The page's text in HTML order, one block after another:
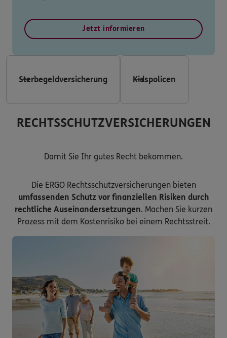
Jetzt informieren
Sterbegeldversicherung Kidspolicen
RECHTSSCHUTZVERSICHERUNGEN
Damit Sie Ihr gutes Recht bekommen.
Die ERGO Rechtsschutzversicherungen bieten
umfassenden Schutz vor finanziellen Risiken durch
rechtliche Auseinandersetzungen. Machen Sie kurzen
Prozess mit dem Kostenrisiko bei einem Rechtsstreit.